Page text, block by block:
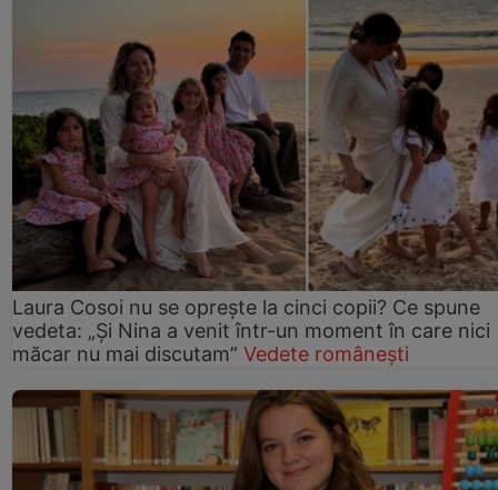
Laura Cosoi nu se oprește la cinci copii? Ce spune
vedeta: „Și Nina a venit într-un moment în care nici
măcar nu mai discutam” Vedete românești